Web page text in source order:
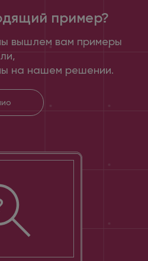
пример?
вышлем вам примеры
на нашем решении.